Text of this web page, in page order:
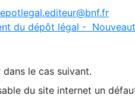
du dépôt légal -
le cas suivant.
du site internet un